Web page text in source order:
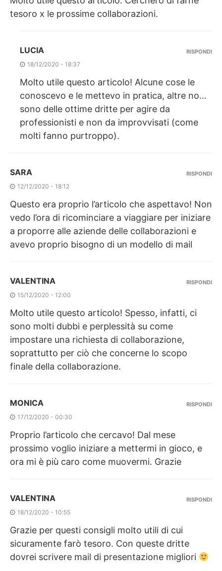
tesoro x le prossime collaborazioni.
LUCIA
18/12/2020 - 18:37
Molto utile questo articolo! Alcune cose le
conoscevo e le mettevo in pratica, altre no…
sono delle ottime dritte per agire da
professionisti e non da improvvisati (come
molti fanno purtroppo).
RISPONDI
SARA
12/12/2020 - 18:12
Questo era proprio l’articolo che aspettavo! Non
vedo l’ora di ricominciare a viaggiare per iniziare
a proporre alle aziende delle collaborazioni e
avevo proprio bisogno di un modello di mail
RISPONDI
VALENTINA
15/12/2020 - 12:00
Molto utile questo articolo! Spesso, infatti, ci
sono molti dubbi e perplessità su come
impostare una richiesta di collaborazione,
soprattutto per ciò che concerne lo scopo
finale della collaborazione.
RISPONDI
MONICA
17/12/2020 - 00:30
Proprio l’articolo che cercavo! Dal mese
prossimo voglio iniziare a mettermi in gioco, e
ora mi è più caro come muovermi. Grazie
RISPONDI
VALENTINA
18/12/2020 - 10:55
Grazie per questi consigli molto utili di cui
sicuramente farò tesoro. Con queste dritte
dovrei scrivere mail di presentazione migliori
RISPONDI